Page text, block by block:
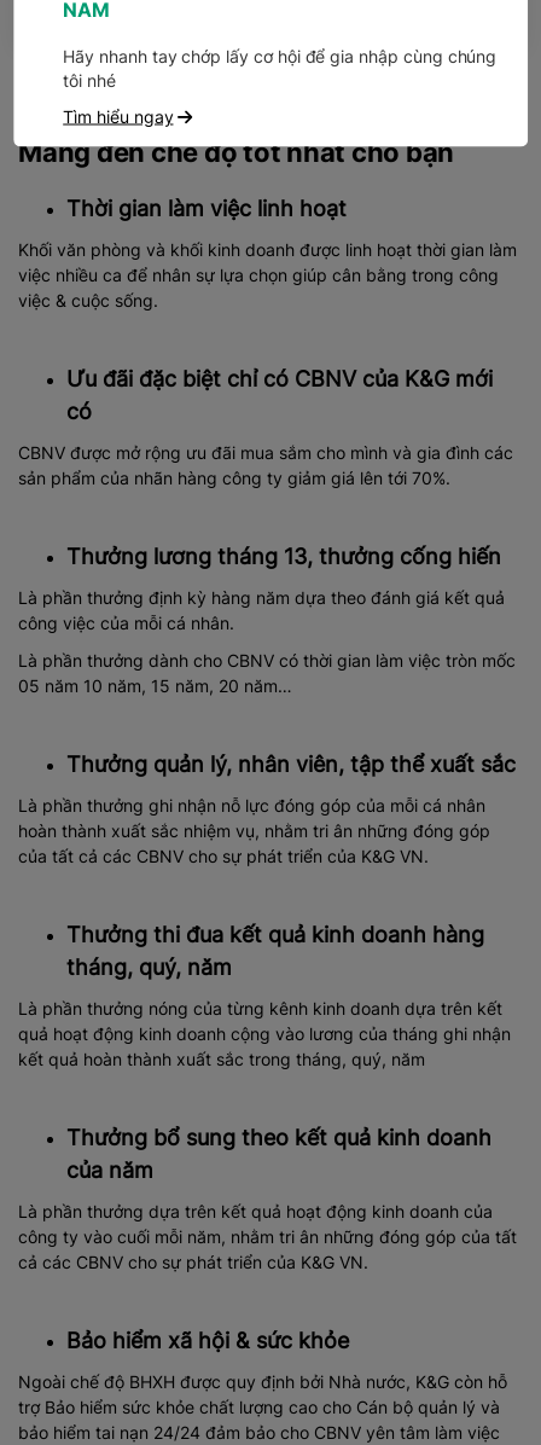
Mang đến chế độ tốt nhất cho bạn
Thời gian làm việc linh hoạt
Khối văn phòng và khối kinh doanh được linh hoạt thời gian làm
việc nhiều ca để nhân sự lựa chọn giúp cân bằng trong công
việc & cuộc sống.
Ưu đãi đặc biệt chỉ có CBNV của K&G mới
có
CBNV được mở rộng ưu đãi mua sắm cho mình và gia đình các
sản phẩm của nhãn hàng công ty giảm giá lên tới 70%.
Thưởng lương tháng 13, thưởng cống hiến
Là phần thưởng định kỳ hàng năm dựa theo đánh giá kết quả
công việc của mỗi cá nhân.
Là phần thưởng dành cho CBNV có thời gian làm việc tròn mốc
05 năm 10 năm, 15 năm, 20 năm…
Thưởng quản lý, nhân viên, tập thể xuất sắc
Là phần thưởng ghi nhận nỗ lực đóng góp của mỗi cá nhân
hoàn thành xuất sắc nhiệm vụ, nhằm tri ân những đóng góp
của tất cả các CBNV cho sự phát triển của K&G VN.
Thưởng thi đua kết quả kinh doanh hàng
tháng, quý, năm
Là phần thưởng nóng của từng kênh kinh doanh dựa trên kết
quả hoạt động kinh doanh cộng vào lương của tháng ghi nhận
kết quả hoàn thành xuất sắc trong tháng, quý, năm
Thưởng bổ sung theo kết quả kinh doanh
của năm
Là phần thưởng dựa trên kết quả hoạt động kinh doanh của
công ty vào cuối mỗi năm, nhằm tri ân những đóng góp của tất
cả các CBNV cho sự phát triển của K&G VN.
Bảo hiểm xã hội & sức khỏe
Ngoài chế độ BHXH được quy định bởi Nhà nước, K&G còn hỗ
trợ Bảo hiểm sức khỏe chất lượng cao cho Cán bộ quản lý và
bảo hiểm tai nạn 24/24 đảm bảo cho CBNV yên tâm làm việc
NAM
Hãy nhanh tay chớp lấy cơ hội để gia nhập cùng chúng
tôi nhé
Tìm hiểu ngay